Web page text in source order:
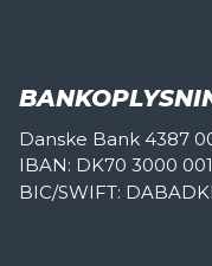
Danske Bank 4387
IBAN: DK70 3000
BIC/SWIFT: